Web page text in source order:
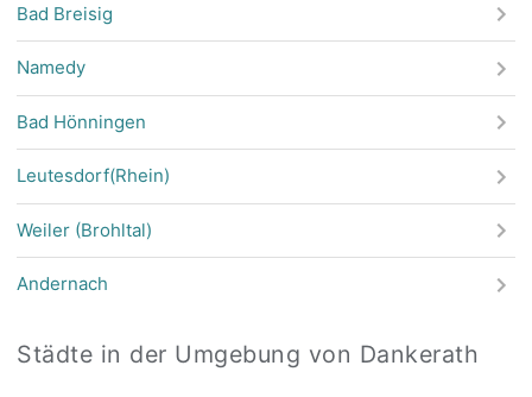
Bad Breisig
Namedy
Bad Hönningen
Leutesdorf(Rhein)
Weiler (Brohltal)
Andernach
Städte in der Umgebung von Dankerath